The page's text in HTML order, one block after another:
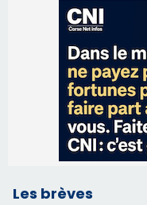
Les brèves